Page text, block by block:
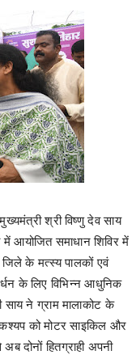
श्री विष्णु देव साय
आयोजित समाधान शिविर में
जिले के मत्स्य पालकों एवं
के लिए विभिन्न आधुनिक
ने ग्राम मालाकोट के
को मोटर साइकिल और
दोनों हितग्राही अपनी